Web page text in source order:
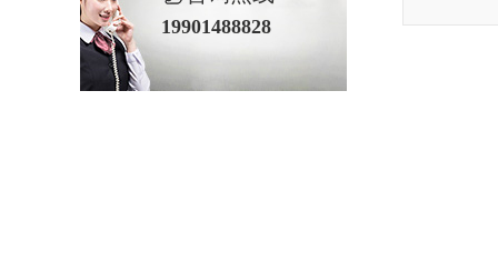
19901488828